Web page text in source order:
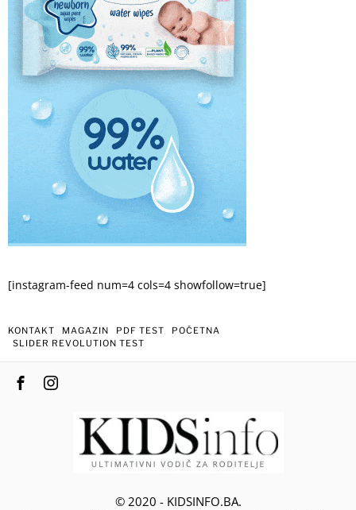
[instagram-feed num=4 cols=4 showfollow=true]
KONTAKT MAGAZIN PDF TEST
POČETNA
SLIDER REVOLUTION TEST
© 2020 - KIDSINFO.BA.